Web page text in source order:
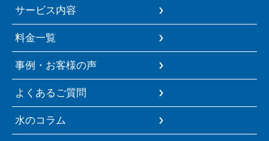
サービス内容
料金一覧
事例・お客様の声
よくあるご質問
水のコラム